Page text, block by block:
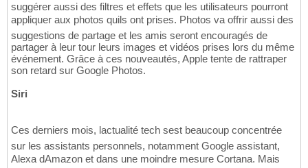
suggérer aussi des filtres et effets que les utilisateurs pourront
appliquer aux photos quils ont prises. Photos va offrir aussi des
suggestions de partage et les amis seront encouragés de
partager à leur tour leurs images et vidéos prises lors du même
événement. Grâce à ces nouveautés, Apple tente de rattraper
son retard sur Google Photos.
Siri
Ces derniers mois, lactualité tech sest beaucoup concentrée
sur les assistants personnels, notamment Google assistant,
Alexa dAmazon et dans une moindre mesure Cortana. Mais